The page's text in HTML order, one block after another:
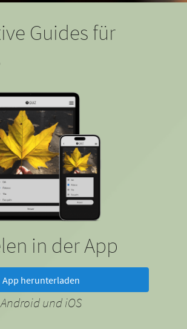
Guides für
in der App
App herunterladen
Android und iOS